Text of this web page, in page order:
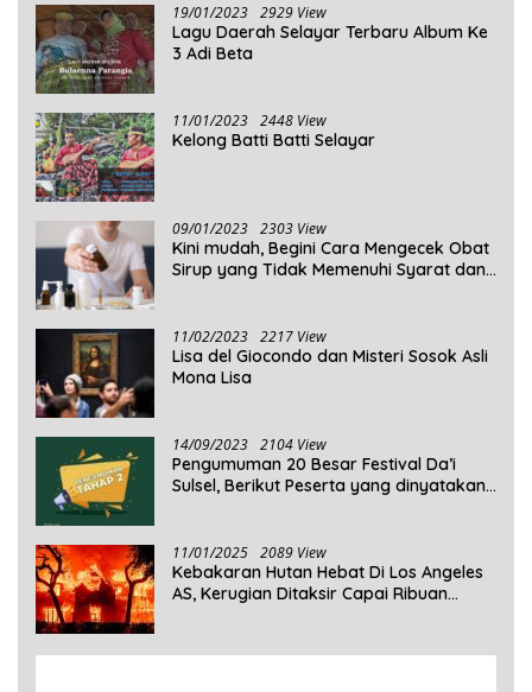
19/01/2023 2929 View
Lagu Daerah Selayar Terbaru Album Ke
3 Adi Beta
11/01/2023 2448 View
Kelong Batti Batti Selayar
09/01/2023 2303 View
Kini mudah, Begini Cara Mengecek Obat
Sirup yang Tidak Memenuhi Syarat dan
11/02/2023 2217 View
Lisa del Giocondo dan Misteri Sosok Asli
Mona Lisa
14/09/2023 2104 View
Pengumuman 20 Besar Festival Da’i
Sulsel, Berikut Peserta yang dinyatakan
11/01/2025 2089 View
Kebakaran Hutan Hebat Di Los Angeles
AS, Kerugian Ditaksir Capai Ribuan